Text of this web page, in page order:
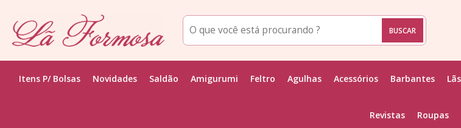
Itens P/ Bolsas Novidades Saldão Amigurumi Feltro Agulhas Acessórios Barbantes
Revistas Roupas